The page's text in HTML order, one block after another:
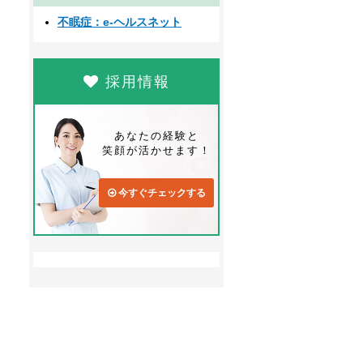
不眠症：e-ヘルスネット
採用情報
あなたの経験と
笑顔が活かせます！
今すぐチェックする